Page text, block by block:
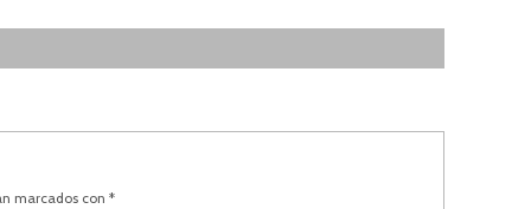
marcados con*